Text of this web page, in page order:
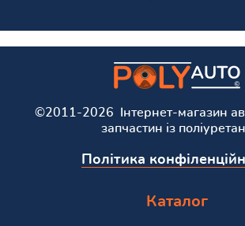
©2011-2026 Інтернет-магазин
запчастин із
Політика
Каталог